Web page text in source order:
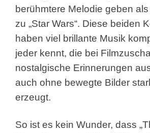
berühmtere Melodie geben
zu „Star Wars“. Diese beiden
haben viel brillante Musik
jeder kennt, die bei
nostalgische Erinnerungen
auch ohne bewegte Bilder
erzeugt.
So ist es kein Wunder, dass